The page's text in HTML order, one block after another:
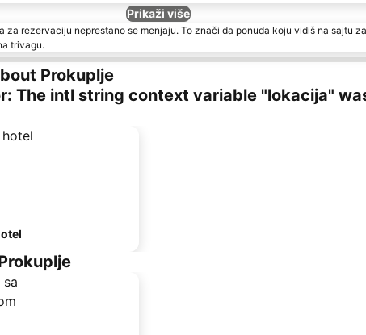
Prikaži više
za rezervaciju neprestano se menjaju. To znači da ponuda koju vidiš na sajtu
trivagu.
Prokuplje
The intl string context variable "lokacija"